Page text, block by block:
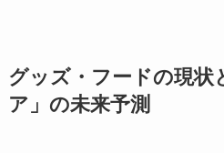
グッズ・フードの現状
ア」の未来予測